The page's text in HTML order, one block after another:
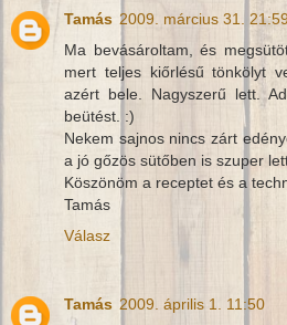
Tamás 2009. március 31.
Ma bevásároltam, és
mert teljes kiőrlésű tönkölyt
azért bele. Nagyszerű lett.
beütést. :)
Nekem sajnos nincs zárt
a jó gőzös sütőben is szuper
Köszönöm a receptet és a
Tamás
Válasz
Tamás 2009. április 1. 11:50